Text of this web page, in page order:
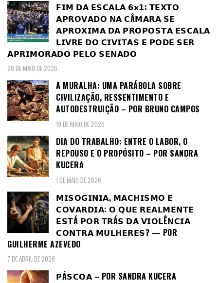
𝗙𝗜𝗠 𝗗𝗔 𝗘𝗦𝗖𝗔𝗟𝗔 𝟲𝘅𝟭: 𝗧𝗘𝗫𝗧𝗢
𝗔𝗣𝗥𝗢𝗩𝗔𝗗𝗢 𝗡𝗔 𝗖Â𝗠𝗔𝗥𝗔 𝗦𝗘
𝗔𝗣𝗥𝗢𝗫𝗜𝗠𝗔 𝗗𝗔 𝗣𝗥𝗢𝗣𝗢𝗦𝗧𝗔 𝗘𝗦𝗖𝗔𝗟𝗔
𝗟𝗜𝗩𝗥𝗘 𝗗𝗢 𝗖𝗜𝗩𝗜𝗧𝗔𝗦 𝗘 𝗣𝗢𝗗𝗘 𝗦𝗘𝗥
𝗔𝗣𝗥𝗜𝗠𝗢𝗥𝗔𝗗𝗢 𝗣𝗘𝗟𝗢 𝗦𝗘𝗡𝗔𝗗𝗢
28 DE MAIO DE 2026
A MURALHA: UMA PARÁBOLA SOBRE
CIVILIZAÇÃO, RESSENTIMENTO E
AUTODESTRUIÇÃO – POR BRUNO CAMPOS
19 DE MAIO DE 2026
DIA DO TRABALHO: ENTRE O LABOR, O
REPOUSO E O PROPÓSITO – POR SANDRA
KUCERA
1 DE MAIO DE 2026
𝗠𝗜𝗦𝗢𝗚𝗜𝗡𝗜𝗔, 𝗠𝗔𝗖𝗛𝗜𝗦𝗠𝗢 𝗘
𝗖𝗢𝗩𝗔𝗥𝗗𝗜𝗔: 𝗢 𝗤𝗨𝗘 𝗥𝗘𝗔𝗟𝗠𝗘𝗡𝗧𝗘
𝗘𝗦𝗧Á 𝗣𝗢𝗥 𝗧𝗥Á𝗦 𝗗𝗔 𝗩𝗜𝗢𝗟Ê𝗡𝗖𝗜𝗔
𝗖𝗢𝗡𝗧𝗥𝗔 𝗠𝗨𝗟𝗛𝗘𝗥𝗘𝗦? — POR
GUILHERME AZEVEDO
7 DE ABRIL DE 2026
𝗣Á𝗦𝗖𝗢𝗔 – POR SANDRA KUCERA